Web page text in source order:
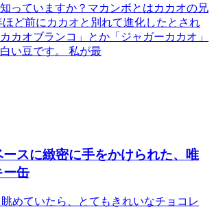
知っていますか？マカンボとはカカオの兄
ど前にカカオと別れて進化したとされ
カオブランコ」とか「ジャガーカカオ」
い豆です。 私が最
スに緻密に手をかけられた、唯
ー缶
めていたら、とてもきれいなチョコレ